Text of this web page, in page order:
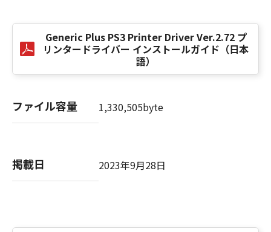
Tokyo 146-8501, Japan.
本条項中で使用される"the SOFTWARE"とは、
本契約書中で定義される「本ソフトウェア」を
意味し、指し示すものとします。
本契約書のいずれかの条項またはその一部が法
律により無効であると決定された場合でも、そ
キヤノン株式会社
Generic Plus PS3 Printer Driver Ver.2.72 プ
リンタードライバー インストールガイド（日本
語）
ファイル容量 1,330,505byte
掲載日 2023年9月28日